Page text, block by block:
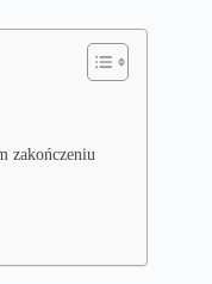
zakończeniu